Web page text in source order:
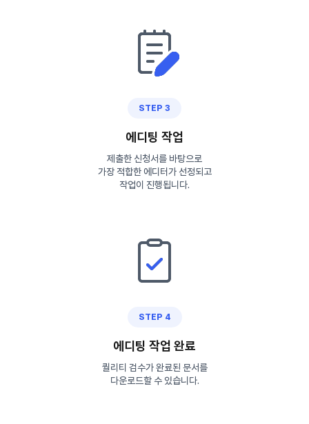
STEP 3
에디팅 작업
제출한 신청서를 바탕으로
가장 적합한 에디터가 선정되고
작업이 진행됩니다.
STEP 4
에디팅 작업 완료
퀄리티 검수가 완료된 문서를
다운로드할 수 있습니다.